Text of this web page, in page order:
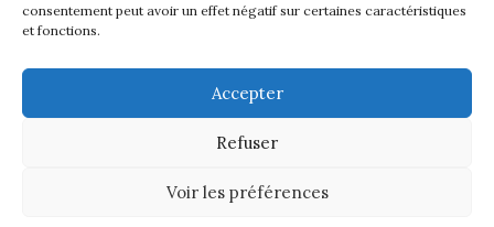
consentement peut avoir un effet négatif sur certaines caractéristiques
et fonctions.
Accepter
Refuser
Voir les préférences